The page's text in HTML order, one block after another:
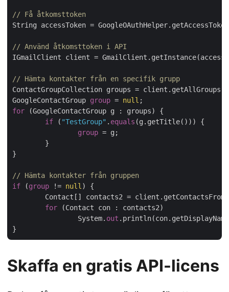
// Få åtkomsttoken
String accessToken =
// Använd åtkomsttoken i API
IGmailClient client =
// Hämta kontakter från en specifik grupp
ContactGroupCollection groups =
GoogleContactGroup group = null
for (GoogleContactGroup g : groups) {
if ( "TestGroup" . equals (g.getTitle())) {
group = g;
}
// Hämta kontakter från gruppen
if (group != null ) {
Contact[] contacts2 =
for (Contact con : contacts2)
		System.
out
Skaffa en gratis API-licens